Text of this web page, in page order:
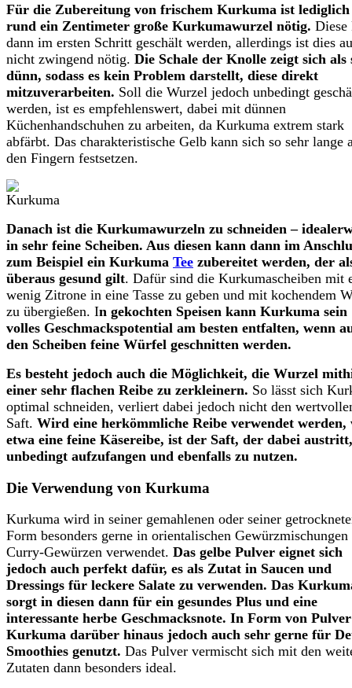
Für die Zubereitung von frischem Kurkuma ist lediglich
rund ein Zentimeter große Kurkumawurzel nötig. Diese
dann im ersten Schritt geschält werden, allerdings ist dies
nicht zwingend nötig. Die Schale der Knolle zeigt sich als
dünn, sodass es kein Problem darstellt, diese direkt
mitzuverarbeiten. Soll die Wurzel jedoch unbedingt
werden, ist es empfehlenswert, dabei mit dünnen
Küchenhandschuhen zu arbeiten, da Kurkuma extrem stark
abfärbt. Das charakteristische Gelb kann sich so sehr lange
den Fingern festsetzen.
Danach ist die Kurkumawurzeln zu schneiden –
in sehr feine Scheiben. Aus diesen kann dann im
zum Beispiel ein Kurkuma Tee zubereitet werden, der
überaus gesund gilt. Dafür sind die Kurkumascheiben mit
wenig Zitrone in eine Tasse zu geben und mit kochendem
zu übergießen. In gekochten Speisen kann Kurkuma sein
volles Geschmackspotential am besten entfalten, wenn
den Scheiben feine Würfel geschnitten werden.
Es besteht jedoch auch die Möglichkeit, die Wurzel
einer sehr flachen Reibe zu zerkleinern. So lässt sich
optimal schneiden, verliert dabei jedoch nicht den
Saft. Wird eine herkömmliche Reibe verwendet werden,
etwa eine feine Käsereibe, ist der Saft, der dabei austritt,
unbedingt aufzufangen und ebenfalls zu nutzen.
Die Verwendung von Kurkuma
Kurkuma wird in seiner gemahlenen oder seiner
Form besonders gerne in orientalischen Gewürzmischungen
Curry-Gewürzen verwendet. Das gelbe Pulver eignet sich
jedoch auch perfekt dafür, es als Zutat in Saucen und
Dressings für leckere Salate zu verwenden. Das
sorgt in diesen dann für ein gesundes Plus und eine
interessante herbe Geschmacksnote. In Form von
Kurkuma darüber hinaus jedoch auch sehr gerne für
Smoothies genutzt. Das Pulver vermischt sich mit den
Zutaten dann besonders ideal.